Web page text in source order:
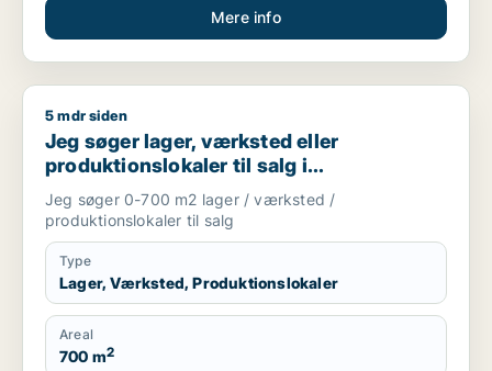
Mere info
Jeg søger lager, værksted eller produktionslokaler til salg i
5 mdr siden
Jeg søger lager, værksted eller
produktionslokaler til salg i
Storkøbenhavn
Jeg søger 0-700 m2 lager / værksted /
produktionslokaler til salg
Type
Lager, Værksted, Produktionslokaler
Areal
700 m2